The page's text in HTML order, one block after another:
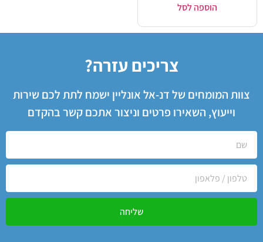
הוספה לסל
צריכים עזרה?
צוות המומחים של דנ-אל אונליין ישמח לתת לכם שירות
וייעוץ, השאירו פרטים וניצור אתכם קשר בהקדם
שליחה